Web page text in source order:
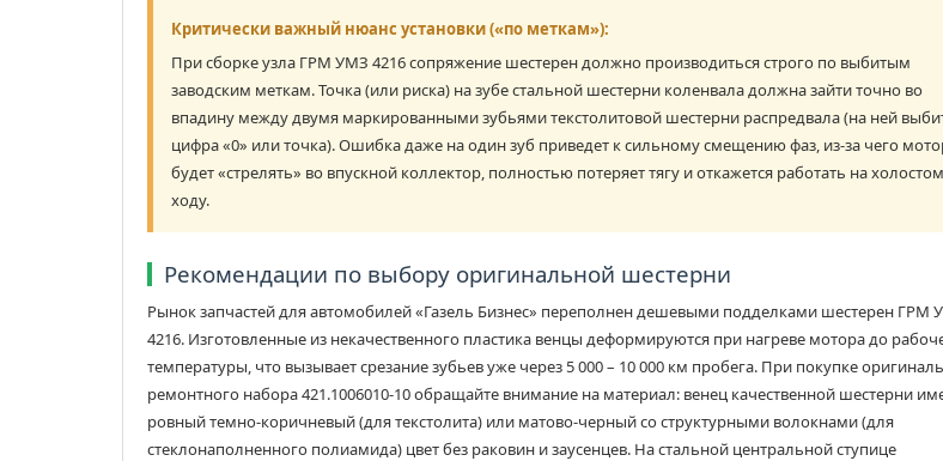
Критически важный нюанс установки («по меткам»):
При сборке узла ГРМ УМЗ 4216 сопряжение шестерен должно производиться строго по выбитым
заводским меткам. Точка (или риска) на зубе стальной шестерни коленвала должна зайти точно во
впадину между двумя маркированными зубьями текстолитовой шестерни распредвала (на ней
цифра «0» или точка). Ошибка даже на один зуб приведет к сильному смещению фаз, из-за чего
будет «стрелять» во впускной коллектор, полностью потеряет тягу и откажется работать на холостом
ходу.
Рекомендации по выбору оригинальной шестерни
Рынок запчастей для автомобилей «Газель Бизнес» переполнен дешевыми подделками шестерен ГРМ
4216. Изготовленные из некачественного пластика венцы деформируются при нагреве мотора до
температуры, что вызывает срезание зубьев уже через 5 000 – 10 000 км пробега. При покупке
ремонтного набора 421.1006010-10 обращайте внимание на материал: венец качественной шестерни
ровный темно-коричневый (для текстолита) или матово-черный со структурными волокнами (для
стеклонаполненного полиамида) цвет без раковин и заусенцев. На стальной центральной ступице